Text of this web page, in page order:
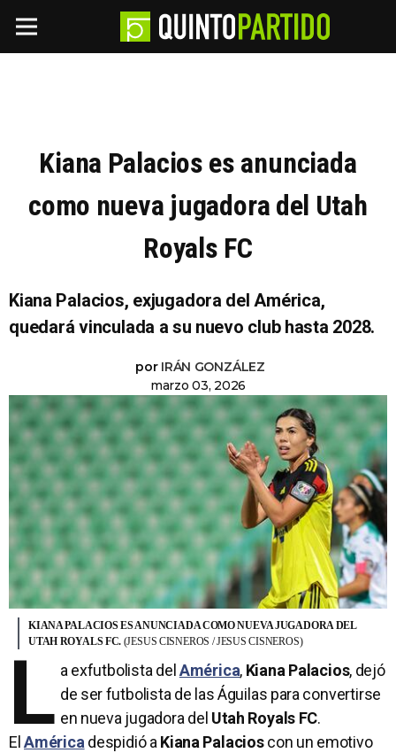
Kiana Palacios es anunciada
como nueva jugadora del Utah
Royals FC
Kiana Palacios, exjugadora del América,
quedará vinculada a su nuevo club hasta 2028.
por IRÁN GONZÁLEZ
marzo 03, 2026
KIANA PALACIOS ES ANUNCIADA COMO NUEVA JUGADORA DEL
UTAH ROYALS FC. (JESUS CISNEROS / JESUS CISNEROS)
L a exfutbolista del América, Kiana Palacios, dejó
de ser futbolista de las Águilas para convertirse
en nueva jugadora del Utah Royals FC.
El América despidió aKiana Palacioscon un emotivo